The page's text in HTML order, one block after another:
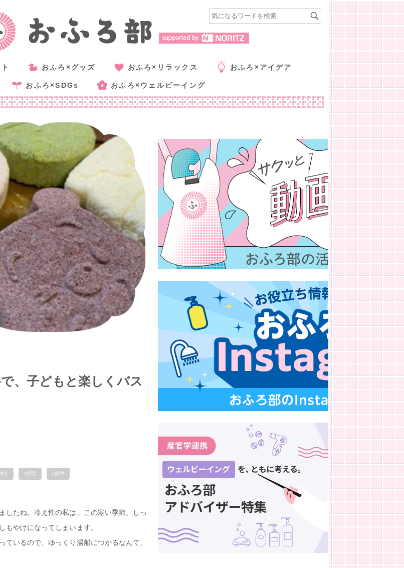
おふろ×グッズ おふろ×リラックス おふろ×アイデア
おふろ×SDGs おふろ×ウェルビーイング
、子どもと楽しくバス
り #掃除 #簡単
したね。冷え性の私は、この寒い季節、しっ
もやけになってしまいます。
いるので、ゆっくり湯船につかるなんて、